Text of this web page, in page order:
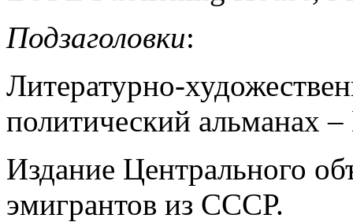
Подзаголовки:
Литературно-
политический альманах
Издание Центрального
эмигрантов из СССР.